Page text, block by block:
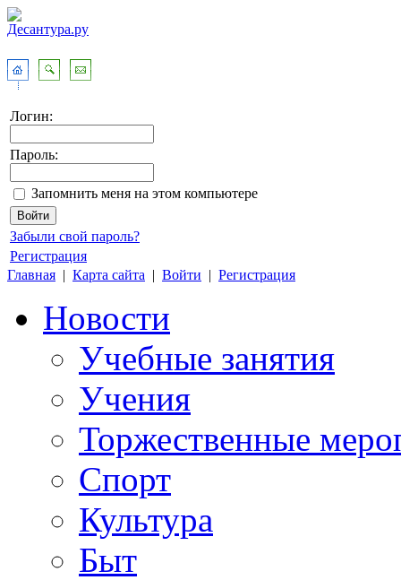
Логин:
Пароль:
Запомнить меня на этом компьютере
Забыли свой пароль?
Регистрация
Главная | Карта сайта | Войти | Регистрация
Новости
Учебные занятия
Учения
Торжественные
Спорт
Культура
Быт